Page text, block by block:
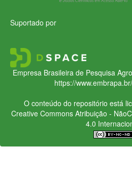
Suportado por
Empresa Brasileira de Pesquisa
https://
O conteúdo do repositório está
Creative CommonsAtribuição -
4.0